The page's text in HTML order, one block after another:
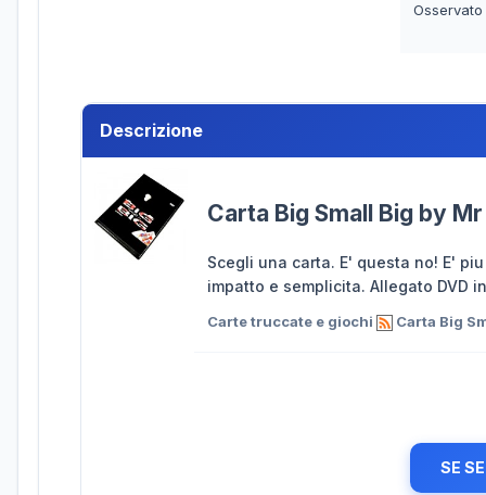
Descrizione
Carta Big Small Big by
Scegli una carta. E' questa no! E'
impatto e semplicita. Allegato DVD
Carte truccate e giochi Carta Big
SE